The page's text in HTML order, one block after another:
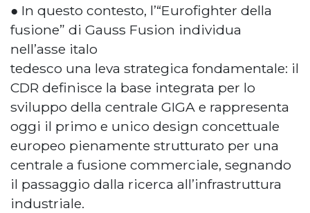
● In questo contesto, l’“Eurofighter della
fusione” di Gauss Fusion individua
nell’asse italo
tedesco una leva strategica fondamentale: il
CDR definisce la base integrata per lo
sviluppo della centrale GIGA e rappresenta
oggi il primo e unico design concettuale
europeo pienamente strutturato per una
centrale a fusione commerciale, segnando
il passaggio dalla ricerca all’infrastruttura
industriale.